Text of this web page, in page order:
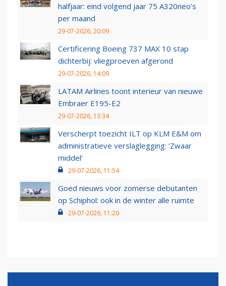
halfjaar: eind volgend jaar 75 A320neo’s
per maand
29-07-2026, 20:09
Certificering Boeing 737 MAX 10 stap
dichterbij: vliegproeven afgerond
29-07-2026, 14:09
LATAM Airlines toont interieur van nieuwe
Embraer E195-E2
29-07-2026, 13:34
Verscherpt toezicht ILT op KLM E&M om
administratieve verslaglegging: ‘Zwaar
middel’
29-07-2026, 11:54
Goed nieuws voor zomerse debutanten
op Schiphol: ook in de winter alle ruimte
29-07-2026, 11:20